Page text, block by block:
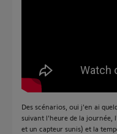
Des scénarios, oui j'en ai
suivant l'heure de la journée,
et un capteur sunis) et la